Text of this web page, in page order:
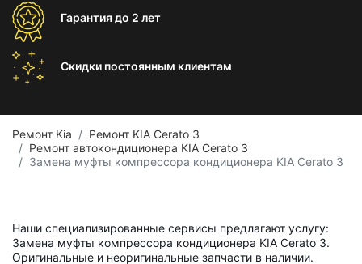
Гарантиядо 2 лет
Скидки постоянным клиентам
Ремонт Kia
Ремонт KIA Cerato 3
Ремонт автокондиционера KIA Cerato 3
Замена муфты компрессора кондиционера KIA Cerato 3
Наши специализированные сервисы предлагают услугу:
Замена муфты компрессора кондиционера KIA Cerato 3.
Оригинальные и неоригинальные запчасти в наличии.